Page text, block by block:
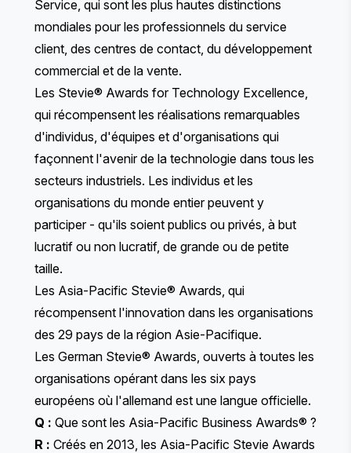
Service , qui sont les plus hautes distinctions
mondiales pour les professionnels du service
client, des centres de contact, du développement
commercial et de la vente.
Les Stevie® Awards for Technology Excellence
qui récompensent les réalisations remarquables
d'individus, d'équipes et d'organisations qui
façonnent l'avenir de la technologie dans tous les
secteurs industriels. Les individus et les
organisations du monde entier peuvent y
participer - qu'ils soient publics ou privés, à but
lucratif ou non lucratif, de grande ou de petite
taille.
Les Asia-Pacific Stevie® Awards , qui
récompensent l'innovation dans les organisations
des 29 pays de la région Asie-Pacifique.
Les German Stevie® Awards , ouverts à toutes les
organisations opérant dans les six pays
européens où l'allemand est une langue officielle.
Q : Que sont les Asia-Pacific Business Awards® ?
R : Créés en 2013, les Asia-Pacific Stevie Awards